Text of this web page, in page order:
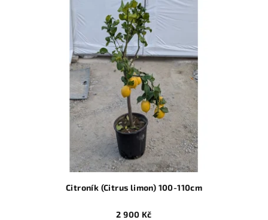
Citroník (Citrus limon) 100-110cm
2 900 Kč